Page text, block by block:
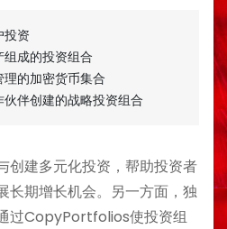
投资
成的投资组合
的加密货币集合
伴创建的战略投资组合
创建多元化投资，帮助投资者
长期增长机会。另一方面，独
过CopyPortfolios使投资组